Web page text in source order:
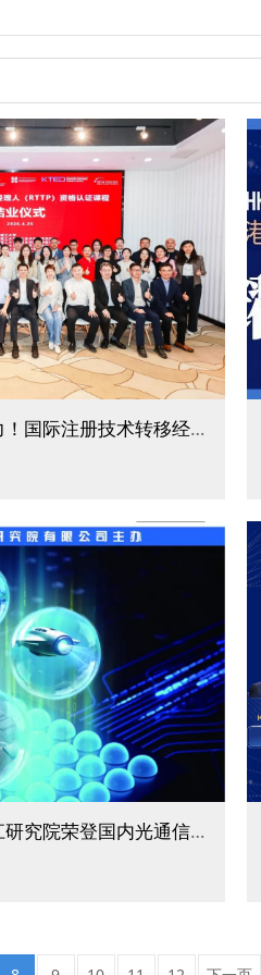
强化技术商业化实战力！国际注册技术转移经理人资格认证课程在晋江开设第三期培训
学术成果︱港理大晋江研究院荣登国内光通信领域权威期刊《光通信研究》封面文章